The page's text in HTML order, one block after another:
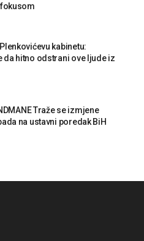
fokusom
kabinetu:
da hitno odstrani ove ljude iz
Traže se izmjene
na ustavni poredak BiH